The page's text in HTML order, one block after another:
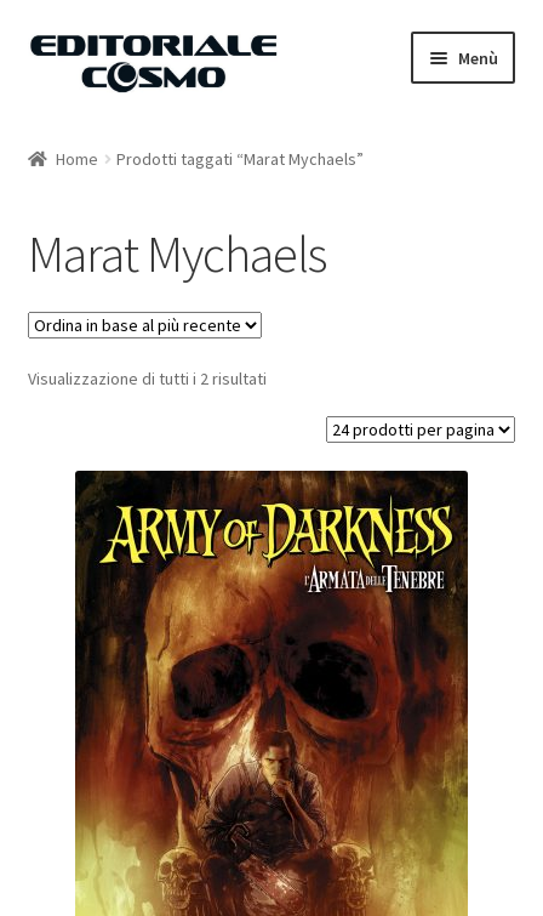
Vai
Vai
Menù
Carrello
Il mio account
Home Prodotti taggati “Marat Mychaels”
Marat Mychaels
Visualizzazione di tutti i 2 risultati